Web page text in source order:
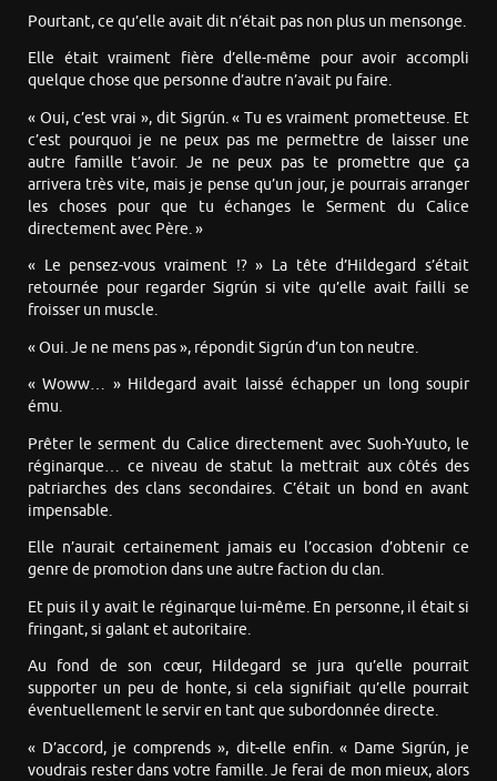
Pourtant, ce qu’elle avait dit n’était pas non plus un mensonge.
Elle était vraiment fière d’elle-même pour avoir accompli
quelque chose que personne d’autre n’avait pu faire.
« Oui, c’est vrai », dit Sigrún. « Tu es vraiment prometteuse. Et
c’est pourquoi je ne peux pas me permettre de laisser une
autre famille t’avoir. Je ne peux pas te promettre que ça
arrivera très vite, mais je pense qu’un jour, je pourrais arranger
les choses pour que tu échanges le Serment du Calice
directement avec Père. »
« Le pensez-vous vraiment !? » La tête d’Hildegard s’était
retournée pour regarder Sigrún si vite qu’elle avait failli se
froisser un muscle.
« Oui. Je ne mens pas », répondit Sigrún d’un ton neutre.
« Woww… » Hildegard avait laissé échapper un long soupir
ému.
Prêter le serment du Calice directement avec Suoh-Yuuto, le
réginarque… ce niveau de statut la mettrait aux côtés des
patriarches des clans secondaires. C’était un bond en avant
impensable.
Elle n’aurait certainement jamais eu l’occasion d’obtenir ce
genre de promotion dans une autre faction du clan.
Et puis il y avait le réginarque lui-même. En personne, il était si
fringant, si galant et autoritaire.
Au fond de son cœur, Hildegard se jura qu’elle pourrait
supporter un peu de honte, si cela signifiait qu’elle pourrait
éventuellement le servir en tant que subordonnée directe.
« D’accord, je comprends », dit-elle enfin. « Dame Sigrún, je
voudrais rester dans votre famille. Je ferai de mon mieux, alors